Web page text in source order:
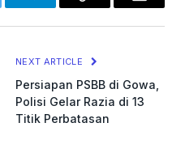
TelegramCopy
Email
NEXT ARTICLE
Persiapan PSBB di Gowa,
Polisi Gelar Razia di 13
Titik Perbatasan